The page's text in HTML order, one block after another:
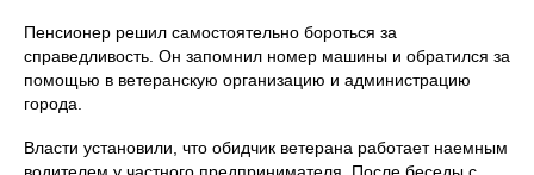
Пенсионер решил самостоятельно бороться за
справедливость. Он запомнил номер машины и обратился за
помощью в ветеранскую организацию и администрацию
города.
Власти установили, что обидчик ветерана работает наемным